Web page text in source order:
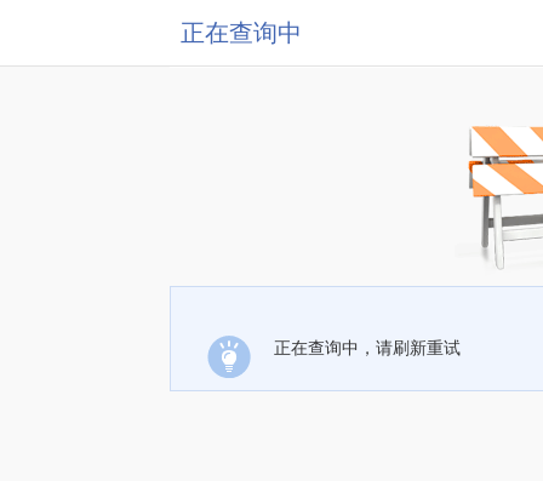
正在查询中
正在查询中，请刷新重试